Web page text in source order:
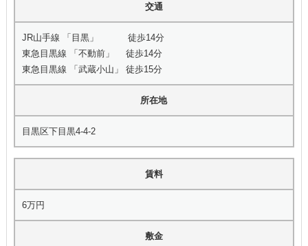
交通
JR山手線 「目黒」 徒歩14分
東急目黒線 「不動前」 徒歩14分
東急目黒線 「武蔵小山」 徒歩15分
所在地
目黒区下目黒4-4-2
賃料
6万円
敷金